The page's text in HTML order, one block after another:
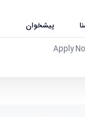
پیشخوان